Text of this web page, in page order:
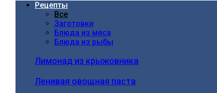
Рецепты
Все
Заготовки
Блюда из мяса
Блюда из рыбы
Лимонад из крыжовника
Ленивая овощная паста